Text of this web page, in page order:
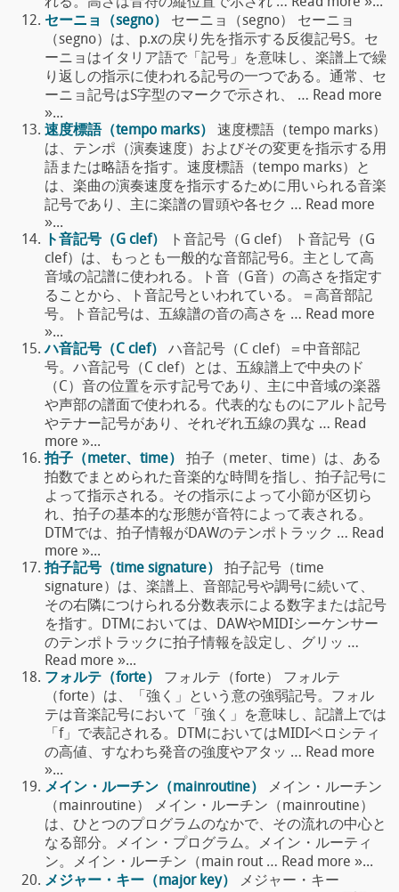
セーニョ（segno）
セーニョ（segno） セーニョ
（segno）は、p.xの戻り先を指示する反復記号S。セ
ーニョはイタリア語で「記号」を意味し、楽譜上で繰
り返しの指示に使われる記号の一つである。通常、セ
ーニョ記号はS字型のマークで示され、 … Read more
»...
速度標語（tempo marks）
速度標語（tempo marks）
は、テンポ（演奏速度）およびその変更を指示する用
語または略語を指す。速度標語（tempo marks）と
は、楽曲の演奏速度を指示するために用いられる音楽
記号であり、主に楽譜の冒頭や各セク … Read more
»...
ト音記号（G clef）
ト音記号（G clef） ト音記号（G
clef）は、もっとも一般的な音部記号6。主として高
音域の記譜に使われる。ト音（G音）の高さを指定す
ることから、ト音記号といわれている。＝高音部記
号。ト音記号は、五線譜の音の高さを … Read more
»...
ハ音記号（C clef）
ハ音記号（C clef）＝中音部記
号。ハ音記号（C clef）とは、五線譜上で中央のド
（C）音の位置を示す記号であり、主に中音域の楽器
や声部の譜面で使われる。代表的なものにアルト記号
やテナー記号があり、それぞれ五線の異な … Read
more »...
拍子（meter、time）
拍子（meter、time）は、ある
拍数でまとめられた音楽的な時間を指し、拍子記号に
よって指示される。その指示によって小節が区切ら
れ、拍子の基本的な形態が音符によって表される。
DTMでは、拍子情報がDAWのテンポトラック … Read
more »...
拍子記号（time signature）
拍子記号（time
signature）は、楽譜上、音部記号や調号に続いて、
その右隣につけられる分数表示による数字または記号
を指す。DTMにおいては、DAWやMIDIシーケンサー
のテンポトラックに拍子情報を設定し、グリッ …
Read more »...
フォルテ（forte）
フォルテ（forte） フォルテ
（forte）は、「強く」という意の強弱記号。フォル
テは音楽記号において「強く」を意味し、記譜上では
「f」で表記される。DTMにおいてはMIDIベロシティ
の高値、すなわち発音の強度やアタッ … Read more
»...
メイン・ルーチン（mainroutine）
メイン・ルーチン
（mainroutine） メイン・ルーチン（mainroutine）
は、ひとつのプログラムのなかで、その流れの中心と
なる部分。メイン・プログラム。メイン・ルーティ
ン。メイン・ルーチン（main rout … Read more »...
メジャー・キー（major key）
メジャー・キー